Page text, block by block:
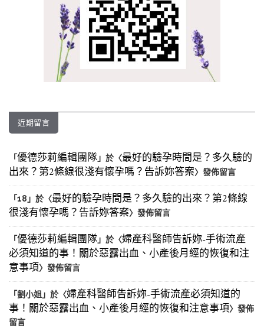
近期留言
「優德莎莉編輯團隊」於〈最好的驗孕時間是？多久驗的
出來？第2條線很淺有懷孕嗎？告訴妳答案〉發佈留言
「18 」於〈最好的驗孕時間是？多久驗的出來？第2條線
很淺有懷孕嗎？告訴妳答案〉發佈留言
「優德莎莉編輯團隊」於〈婦產科醫師告訴妳-手術流產
必須知道的事！關於惡露出血、小產後月經的恢復和注
意事項〉發佈留言
「劉小姐」於〈婦產科醫師告訴妳-手術流產必須知道的
事！關於惡露出血、小產後月經的恢復和注意事項〉發佈
留言